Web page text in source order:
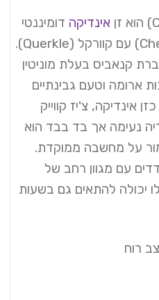
אינדיקה דומיננטי
(Cheese) עם קוורקל (Querkle).
קנאביס בעלת מוניטין
ארומה וטעם גבינתיים
אינדיקה, צ'יז קווייק
נעימה אך בד בבד הוא
על מחשבה ממוקדת.
עם מגוון רחב של
יכולה להתאים גם בשעות
רוח